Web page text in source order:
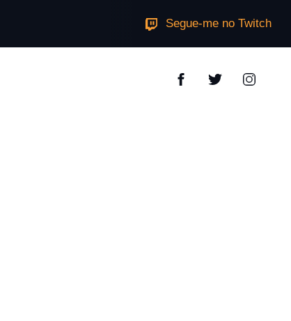
Segue-me no Twitch